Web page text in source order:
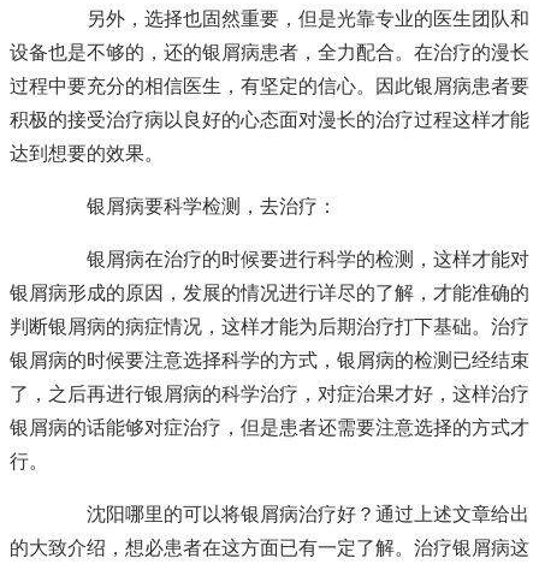
另外，选择也固然重要，但是光靠专业的医生团队和
设备也是不够的，还的银屑病患者，全力配合。在治疗的漫长
过程中要充分的相信医生，有坚定的信心。因此银屑病患者要
积极的接受治疗病以良好的心态面对漫长的治疗过程这样才能
达到想要的效果。
银屑病要科学检测，去治疗：
银屑病在治疗的时候要进行科学的检测，这样才能对
银屑病形成的原因，发展的情况进行详尽的了解，才能准确的
判断银屑病的病症情况，这样才能为后期治疗打下基础。治疗
银屑病的时候要注意选择科学的方式，银屑病的检测已经结束
了，之后再进行银屑病的科学治疗，对症治果才好，这样治疗
银屑病的话能够对症治疗，但是患者还需要注意选择的方式才
行。
沈阳哪里的可以将银屑病治疗好？通过上述文章给出
的大致介绍，想必患者在这方面已有一定了解。治疗银屑病这